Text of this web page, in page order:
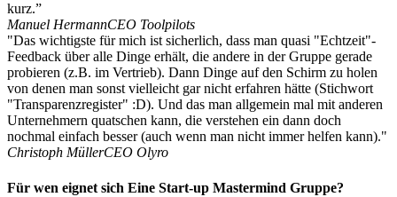
kurz.”
Manuel HermannCEO Toolpilots
"Das wichtigste für mich ist sicherlich, dass man quasi "Echtzeit"-
Feedback über alle Dinge erhält, die andere in der Gruppe gerade
probieren (z.B. im Vertrieb). Dann Dinge auf den Schirm zu holen
von denen man sonst vielleicht gar nicht erfahren hätte (Stichwort
"Transparenzregister" :D). Und das man allgemein mal mit anderen
Unternehmern quatschen kann, die verstehen ein dann doch
nochmal einfach besser (auch wenn man nicht immer helfen kann)."
Christoph MüllerCEO Olyro
Für wen eignet sich Eine Start-up Mastermind Gruppe?